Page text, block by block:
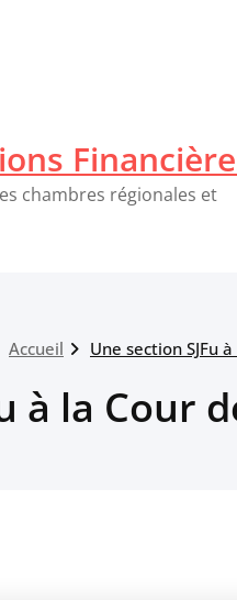
chambres régionales et
Accueil Une section SJFu
à la